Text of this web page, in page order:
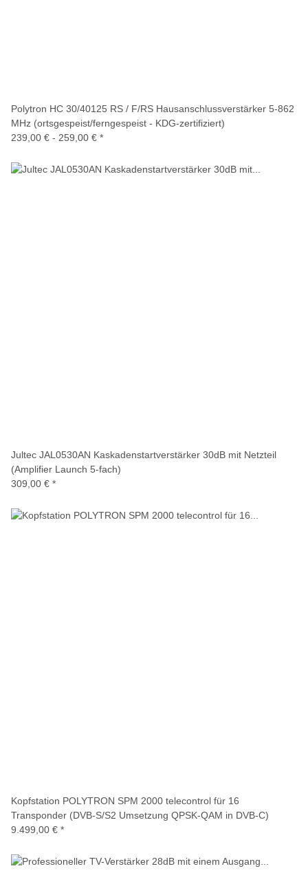
Polytron HC 30/40125 RS / F/RS Hausanschlussverstärker 5-862
MHz (ortsgespeist/ferngespeist - KDG-zertifiziert)
239,00 € - 259,00 € *
Jultec JAL0530AN Kaskadenstartverstärker 30dB mit Netzteil
(Amplifier Launch 5-fach)
309,00 € *
Kopfstation POLYTRON SPM 2000 telecontrol für 16
Transponder (DVB-S/S2 Umsetzung QPSK-QAM in DVB-C)
9.499,00 € *